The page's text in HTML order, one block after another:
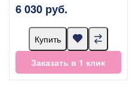
6 030 руб.
Купить
Заказать в 1 клик